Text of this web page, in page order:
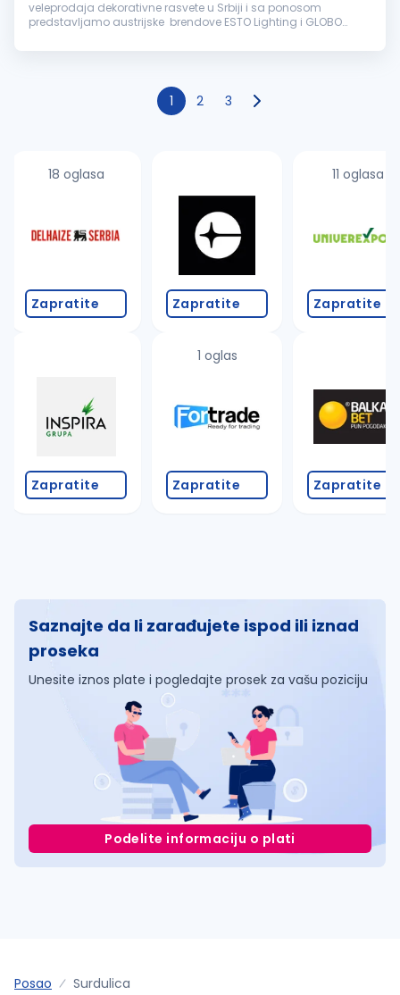
veleprodaja dekorativne rasvete u Srbiji i sa ponosom
predstavljamo austrijske brendove ESTO Lighting i GLOBO
našem rastuće...
1 2 3
18 oglasa
Zapratite
Zapratite
Zapratite
1 oglas
Zapratite
11 oglasa
Zapratite
Zapratite
Saznajte da li zarađujete ispod ili iznad
proseka
Unesite iznos plate i pogledajte prosek za vašu poziciju
Podelite informaciju o plati
Posao Surdulica